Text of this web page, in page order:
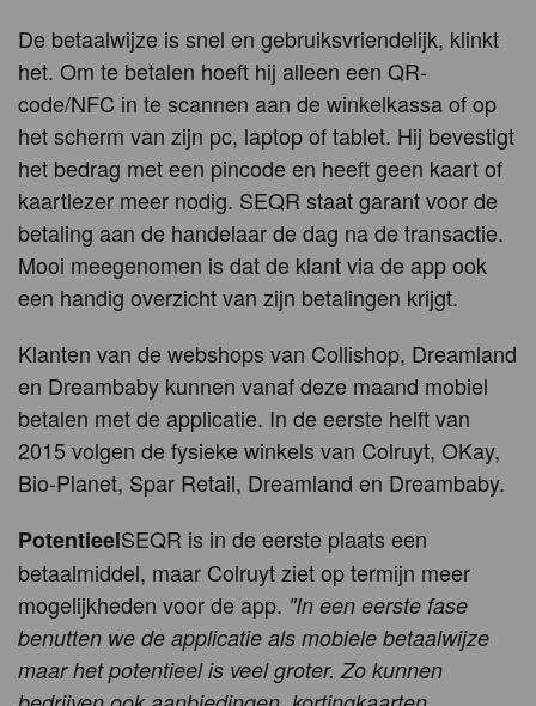
De betaalwijze is snel en gebruiksvriendelijk, klinkt
het. Om te betalen hoeft hij alleen een QR-
code/NFC in te scannen aan de winkelkassa of op
het scherm van zijn pc, laptop of tablet. Hij bevestigt
het bedrag met een pincode en heeft geen kaart of
kaartlezer meer nodig. SEQR staat garant voor de
betaling aan de handelaar de dag na de transactie.
Mooi meegenomen is dat de klant via de app ook
een handig overzicht van zijn betalingen krijgt.
Klanten van de webshops van Collishop, Dreamland
en Dreambaby kunnen vanaf deze maand mobiel
betalen met de applicatie. In de eerste helft van
2015 volgen de fysieke winkels van Colruyt, OKay,
Bio-Planet, Spar Retail, Dreamland en Dreambaby.
PotentieelSEQR is in de eerste plaats een
betaalmiddel, maar Colruyt ziet op termijn meer
mogelijkheden voor de app. "In een eerste fase
benutten we de applicatie als mobiele betaalwijze
maar het potentieel is veel groter. Zo kunnen